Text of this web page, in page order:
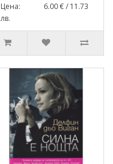
Цена: 6.00 € / 11.73
лв.